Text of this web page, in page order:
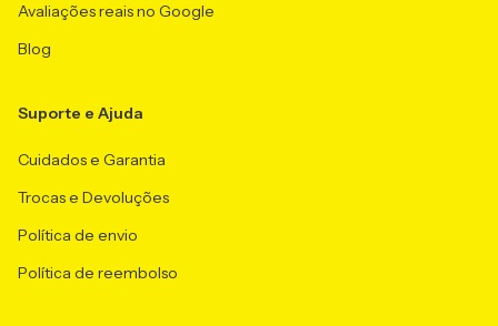
Avaliações reais no Google
Blog
Suporte e Ajuda
Cuidados e Garantia
Trocas e Devoluções
Política de envio
Política de reembolso